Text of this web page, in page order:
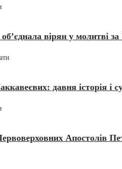
вірян у молитві
давня історія і
Апостолів